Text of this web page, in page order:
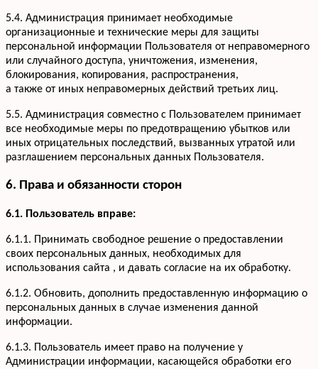
5.4. Администрация принимает необходимые
организационные и технические меры для защиты
персональной информации Пользователя от неправомерного
или случайного доступа, уничтожения, изменения,
блокирования, копирования, распространения,
а также от иных неправомерных действий третьих лиц.
5.5. Администрация совместно с Пользователем принимает
все необходимые меры по предотвращению убытков или
иных отрицательных последствий, вызванных утратой или
разглашением персональных данных Пользователя.
6. Права и обязанности сторон
6.1. Пользователь вправе:
6.1.1. Принимать свободное решение о предоставлении
своих персональных данных, необходимых для
использования сайта , и давать согласие на их обработку.
6.1.2. Обновить, дополнить предоставленную информацию о
персональных данных в случае изменения данной
информации.
6.1.3. Пользователь имеет право на получение у
Администрации информации, касающейся обработки его